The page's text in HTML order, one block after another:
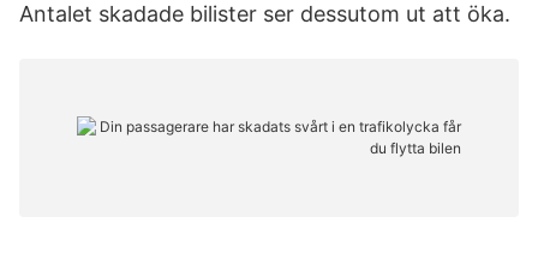
Antalet skadade bilister ser dessutom ut att öka.